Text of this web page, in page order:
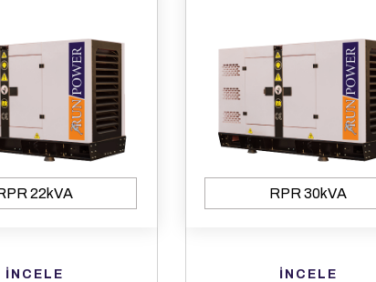
22kVA
İNCELE
RPR 30kVA
İNCELE